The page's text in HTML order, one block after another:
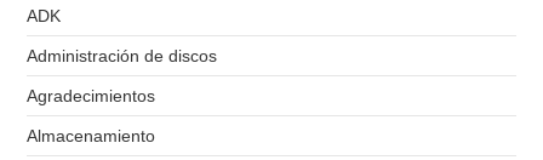
ADK
Administración de discos
Agradecimientos
Almacenamiento